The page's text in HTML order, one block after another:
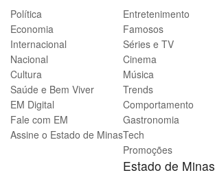
Política
Economia
Internacional
Nacional
Cultura
Saúde e Bem Viver
EM Digital
Fale com EM
Assine o Estado de Minas
Entretenimento
Famosos
Séries e TV
Cinema
Música
Trends
Comportamento
Gastronomia
Tech
Promoções
Estado de Minas